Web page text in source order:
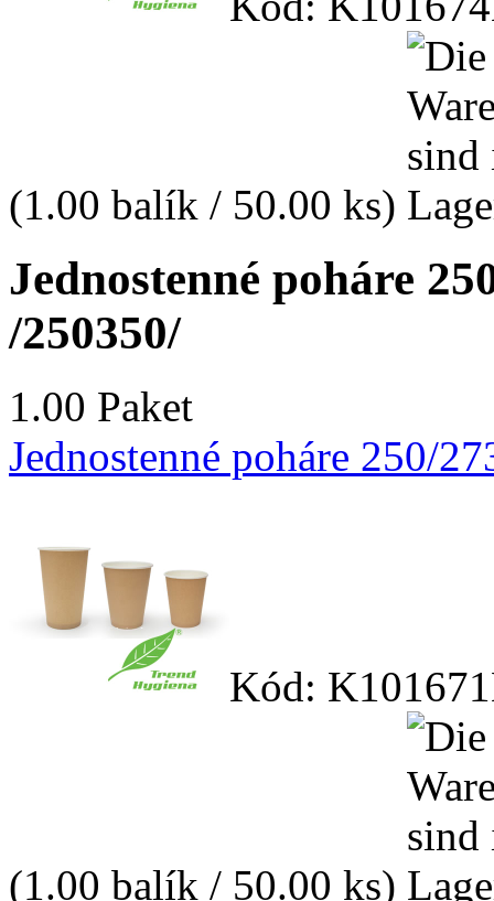
(1.00 balík / 50.00 ks)
Jednostenné poháre
/250350/
1.00 Paket
Jednostenné poháre 250/
Kód: K101671
(1.00 balík / 50.00 ks)